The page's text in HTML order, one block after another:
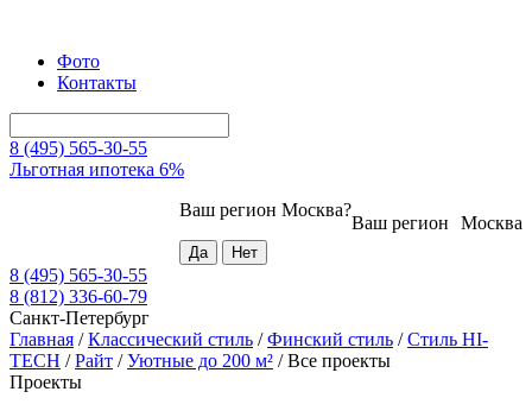
Фото
Контакты
8 (495) 565-30-55
Льготная ипотека 6%
Москва
Ваш регион
Ваш регион Москва?
8 (495) 565-30-55
8 (812) 336-60-79
Санкт-Петербург
Главная /Классический стиль /Финский стиль /Стиль HI-
TECH /Райт /Уютные до 200 м² /Все проекты
Проекты